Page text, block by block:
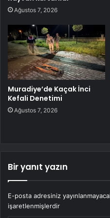
Ağustos 7, 2026
Muradiye’de Kaçak İnci
Kefali Denetimi
Ağustos 7, 2026
Bir yanıt yazın
E-posta adresiniz
işaretlenmişlerdir